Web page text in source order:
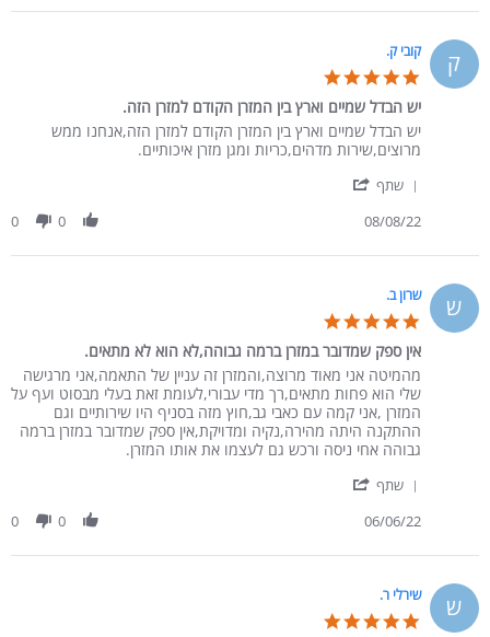
ק קובי ק.
יש הבדל שמיים וארץ בין המזרן הקודם למזרן הזה.
Review by קובי ק. on 8 Aug 2022
review stating יש הבדל שמיים וארץ בין המזרן הקודם למזרן הזה.
יש הבדל שמיים וארץ בין המזרן הקודם למזרן הזה,אנחנו ממש
מרוצים,שירות מדהים,כריות ומגן מזרן איכותיים.
שתף
08/08/22
0
0
ש שרון ב.
אין ספק שמדובר במזרן ברמה גבוהה,לא הוא לא מתאים.
Review by שרון ב. on 6 Jun 2022
review stating אין ספק שמדובר במזרן ברמה גבוהה,לא הוא לא מתאים.
מהמיטה אני מאוד מרוצה,והמזרן זה עניין של התאמה,אני מרגישה
שלי הוא פחות מתאים,רך מדי עבורי,לעומת זאת בעלי מבסוט ועף על
המזרן ,אני קמה עם כאבי גב,חוץ מזה בסניף היו שירותיים וגם
ההתקנה היתה מהירה,נקיה ומדויקת,אין ספק שמדובר במזרן ברמה
גבוהה אחי ניסה ורכש גם לעצמו את אותו המזרן.
שתף
06/06/22
0
0
ש שירלי ר.